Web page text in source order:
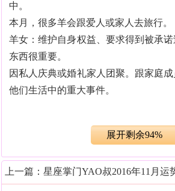
中。
本月，很多羊会跟爱人或家人去旅行。
羊女：维护自身权益、要求得到被承
东西很重要。
因私人庆典或婚礼家人团聚。跟家庭
他们生活中的重大事件。
展开剩余94%
上一篇： 星座掌门YAO叔2016年11月运